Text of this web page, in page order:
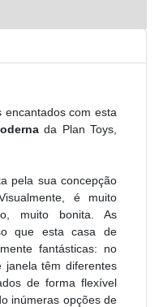
encantados com esta
da Plan Toys,
pela sua concepção
é muito
muito bonita. As
que esta casa de
fantásticas: no
têm diferentes
de forma flexível
inúmeras opções de